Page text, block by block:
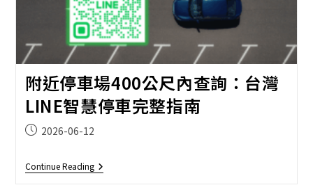
附近停車場400公尺內查詢：台灣
LINE智慧停車完整指南
Post2026-06-12
Continue Reading附
近